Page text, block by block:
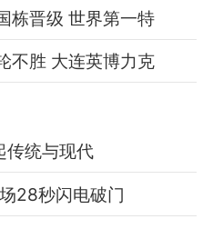
栋晋级 世界第一特
不胜 大连英博力克
传统与现代
28秒闪电破门